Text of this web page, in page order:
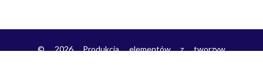
© 2026 Produkcja elementów z tworzyw